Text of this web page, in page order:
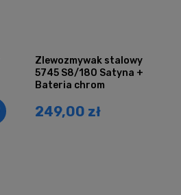
Zlewozmywak stalowy
5745 S8/180 Satyna +
Bateria chrom
249,00 zł